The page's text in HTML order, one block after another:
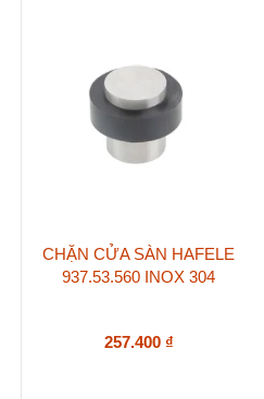
CHẶN CỬA SÀN HAFELE
937.53.560 INOX 304
257.400 ₫